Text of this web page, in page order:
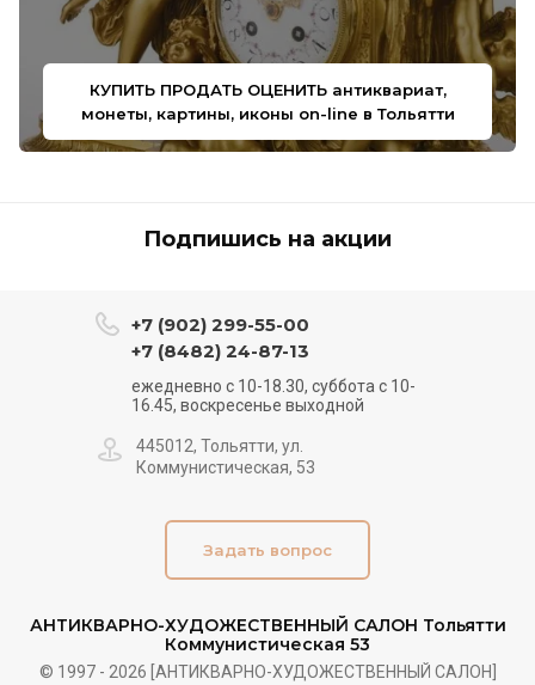
КУПИТЬ ПРОДАТЬ ОЦЕНИТЬ антиквариат,
монеты, картины, иконы on-line в Тольятти
Подпишись на акции
АНТИКВАРНО-ХУДОЖЕСТВЕННЫЙ САЛОН Тольятти
Коммунистическая 53
© 1997 - 2026 [АНТИКВАРНО-ХУДОЖЕСТВЕННЫЙ САЛОН]
+7 (902) 299-55-00
+7 (8482) 24-87-13
ежедневно с 10-18.30, суббота с 10-
16.45, воскресенье выходной
445012, Тольятти, ул.
Коммунистическая, 53
Задать вопрос